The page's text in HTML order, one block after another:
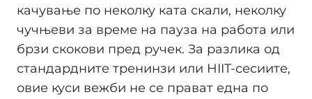
качување по неколку ката скали, неколку
чучњеви за време на пауза на работа или
брзи скокови пред ручек. За разлика од
стандардните тренинзи или HIIT-сесиите,
овие куси вежби не се прават една по